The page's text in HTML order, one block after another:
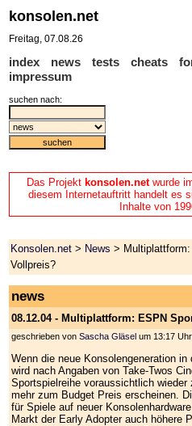
Das Projekt konsolen.netwurde
diesem Internetauftritt handelt es
Inhalte von
Konsolen.net > News >
Vollpreis?
news
08.12.04 - Multiplattform: ESPN
geschrieben vonSascha Gläsel um 13:17 Uhr.
Wenn die neue Konsolengeneration in
wird nach Angaben von Take-Twos
Sportspielreihe voraussichtlich
mehr zum Budget Preis erscheinen.
für Spiele auf neuer
Markt der Early Adopter auch höhere
konsolen.net
Freitag, 07.08.26
index news tests cheats
impressum
suchen nach: